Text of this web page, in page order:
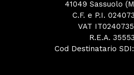
41049 Sassuolo
C.F. e P.I.
VAT
R.E.A.
Cod Destinatario